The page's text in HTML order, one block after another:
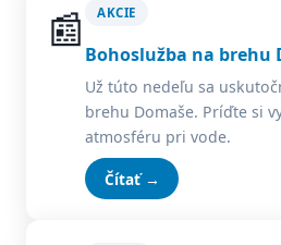
📰 AKCIE
Bohoslužba na brehu
Už túto nedeľu sa
brehu Domaše. Príďte si
atmosféru pri vode.
Čítať →